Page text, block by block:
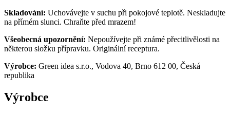
Skladování: Uchovávejte v suchu při pokojové teplotě. Neskladujte
na přímém slunci. Chraňte před mrazem!
Všeobecná upozornění: Nepoužívejte při známé přecitlivělosti na
některou složku přípravku. Originální receptura.
Výrobce: Green idea s.r.o., Vodova 40, Brno 612 00, Česká
republika
Výrobce